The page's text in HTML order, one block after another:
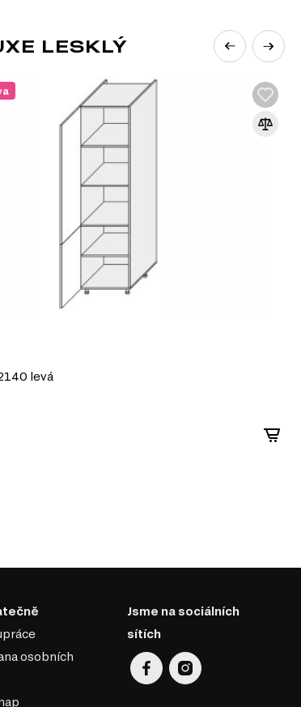
LESKLÝ
levá
osobních
Jsme na sociálních
sítích